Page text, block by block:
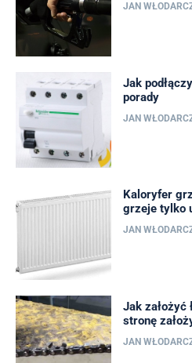
JAN
Jak
porady
JAN
Kaloryfer
grzeje tylko
JAN
Jak założyć
stronę
JAN